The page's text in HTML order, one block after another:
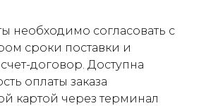
необходимо согласовать с
сроки поставки и
договор. Доступна
оплаты заказа
картой через терминал